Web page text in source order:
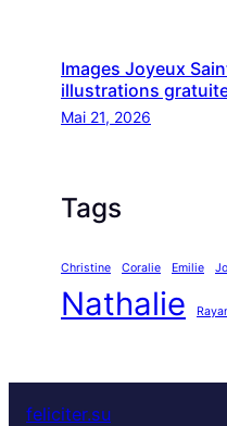
Images Joyeux
illustrations
Mai 21, 2026
Tags
Christine Coralie Emilie
Nathalie
feliciter.su